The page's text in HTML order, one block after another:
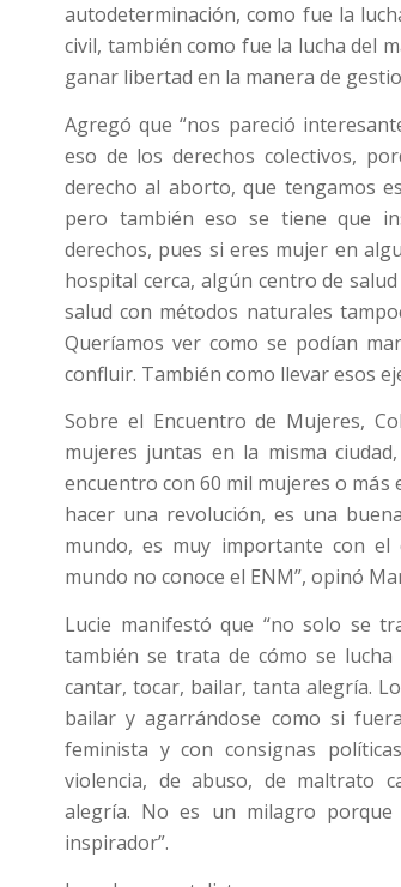
autodeterminación, como fue la
civil, también como fue la lucha del
ganar libertad en la manera de
Agregó que “nos pareció
eso de los derechos colectivos,
derecho al aborto, que tengamos
pero también eso se tiene que
derechos, pues si eres mujer en
hospital cerca, algún centro de
salud con métodos naturales
Queríamos ver como se podían
confluir. También como llevar esos
Sobre el Encuentro de Mujeres,
mujeres juntas en la misma
encuentro con 60 mil mujeres o más
hacer una revolución, es una
mundo, es muy importante con el
mundo no conoce el ENM”, opinó
Lucie manifestó que “no solo se
también se trata de cómo se
cantar, tocar, bailar, tanta alegría.
bailar y agarrándose como si
feminista y con consignas
violencia, de abuso, de maltrato
alegría. No es un milagro
inspirador”.